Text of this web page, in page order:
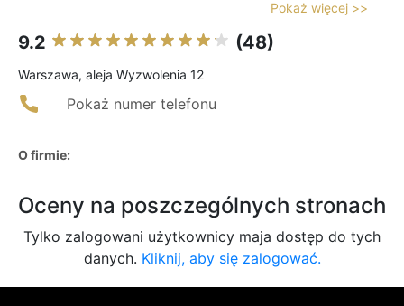
Pokaż więcej >>
9.2 (48)
Warszawa, aleja Wyzwolenia 12
Pokaż numer telefonu
O firmie:
Oceny na poszczególnych stronach
Tylko zalogowani użytkownicy maja dostęp do tych
danych. Kliknij, aby się zalogować.